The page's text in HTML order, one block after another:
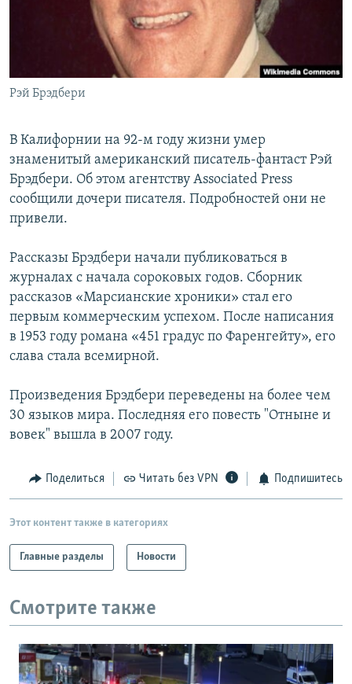
РАСПИСАНИЕ ВЕЩАНИЯ
ПОДПИШИТЕСЬ НА РАССЫЛКУ
СОЦИАЛЬНЫЕ СЕТИ
Все сайты РСЕ/РС
Рэй Брэдбери
В Калифорнии на 92-м году жизни умер
знаменитый американский писатель-фантаст Рэй
Брэдбери. Об этом агентству Associated Press
сообщили дочери писателя. Подробностей они не
привели.
Рассказы Брэдбери начали публиковаться в
журналах с начала сороковых годов. Сборник
рассказов «Марсианские хроники» стал его
первым коммерческим успехом. После написания
в 1953 году романа «451 градус по Фаренгейту», его
слава стала всемирной.
Произведения Брэдбери переведены на более чем
30 языков мира. Последняя его повесть "Отныне и
вовек" вышла в 2007 году.
Поделиться Читать без VPN Подпишитесь
Этот контент также в категориях
Главные разделы Новости
Смотрите также